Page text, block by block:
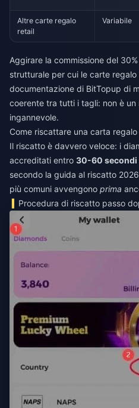
Altre carte regalo
retail
Variabile
Aggirare la commissione del
strutturale per cui le carte
documentazione di BitTopup di
coerente tra tutti i tagli: non è un
ingannevole.
Come riscattare una carta
Il riscatto è davvero veloce: i
accreditati entro 30-60 secondi
secondo la guida al riscatto
più comuni avvengono prima
Procedura di riscatto passo